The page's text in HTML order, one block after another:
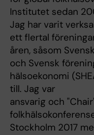
Institutet sedan
Jag har varit
ett flertal
åren, såsom
och Svensk
hälsoekonomi
till. Jag var
ansvarig och
Stockholm 2017